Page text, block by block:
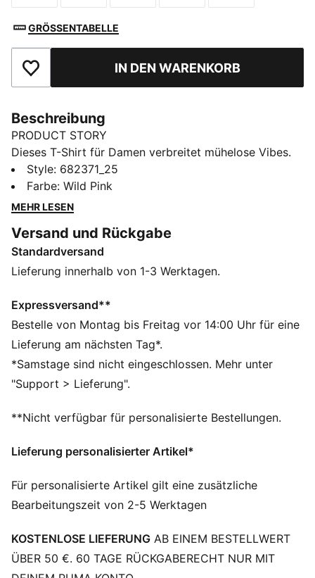
GRÖSSENTABELLE
Zu Favoriten hinzufügenIN DEN WARENKORB
Beschreibung
PRODUCT STORY
Dieses T-Shirt für Damen verbreitet mühelose Vibes.
Mit dem auffälligen PUMA Branding und dem Relaxed
Fit ist es perfekt für jedes Abenteuer. Zeig deinen
PUMA Spirit und drücke deinen Style überall aus.
Hergestellt aus mindestens 20 % recycelter
Baumwolle.
DETAILS
160 g/m², Single-Jersey-Gewebe
Reguläre Länge
Rundhalsausschnitt
Kurze Ärmel
Kurze Ärmel
PUMA No. 1 Logo als Gummidruck
Style: 682371_25
Farbe: Wild Pink
MEHR LESEN
Versand und Rückgabe
Standardversand
Lieferung innerhalb von 1-3 Werktagen.
Expressversand**
Bestelle von Montag bis Freitag vor 14:00 Uhr für eine
Lieferung am nächsten Tag*.
*Samstage sind nicht eingeschlossen. Mehr unter
"Support > Lieferung".
**Nicht verfügbar für personalisierte Bestellungen.
Lieferung personalisierter Artikel*
Für personalisierte Artikel gilt eine zusätzliche
Bearbeitungszeit von 2-5 Werktagen
KOSTENLOSE LIEFERUNG AB EINEM BESTELLWERT
ÜBER 50 €. 60 TAGE RÜCKGABERECHT NUR MIT